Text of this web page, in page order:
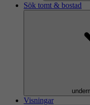
Sök tomt & bostad
Visningar